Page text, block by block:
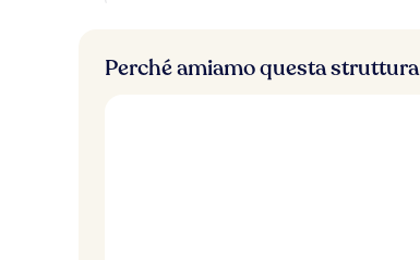
Perché amiamo questa struttura